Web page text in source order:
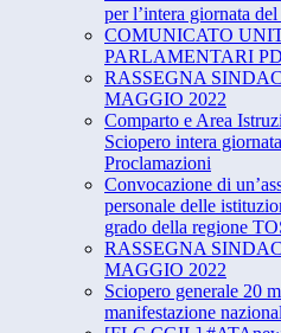
per l’intera giornata
COMUNICATO
PARLAMENTARI
RASSEGNA
MAGGIO 2022
Comparto e Area
Sciopero intera
Proclamazioni
Convocazione di
personale delle
grado della regione
RASSEGNA
MAGGIO 2022
Sciopero generale 20
manifestazione